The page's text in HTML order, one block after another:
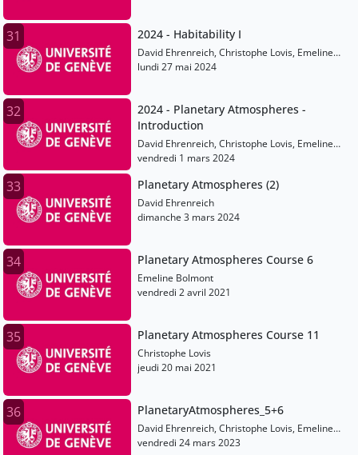
31 2024 - Habitability I
David Ehrenreich, Christophe Lovis, Emeline
Bolmont, Martin Turbet, Vincent Bourrier
lundi 27 mai 2024
32
2024 - Planetary Atmospheres -
Introduction
David Ehrenreich, Christophe Lovis, Emeline
Bolmont, Martin Turbet, Vincent Bourrier
vendredi 1 mars 2024
33 Planetary Atmospheres (2)
David Ehrenreich
dimanche 3 mars 2024
34 Planetary Atmospheres Course 6
Emeline Bolmont
vendredi 2 avril 2021
35 Planetary Atmospheres Course 11
Christophe Lovis
jeudi 20 mai 2021
36 PlanetaryAtmospheres_5+6
David Ehrenreich, Christophe Lovis, Emeline
Bolmont, Martin Turbet, Vincent Bourrier
vendredi 24 mars 2023